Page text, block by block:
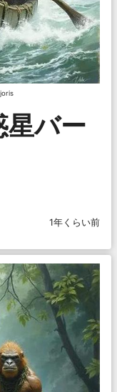
星バー
1年くらい前